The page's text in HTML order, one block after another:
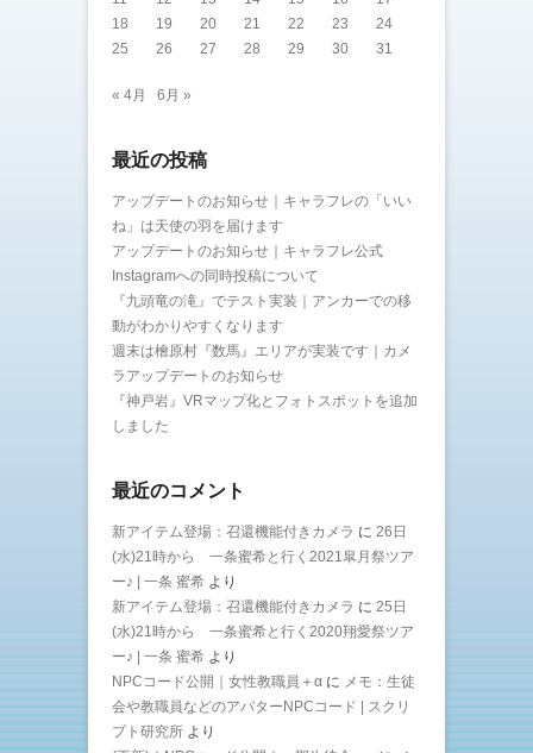
18
19 20 21 22 23
24
25
26 27 28 29 30 31
« 4月 6月 »
最近の投稿
アップデートのお知らせ｜キャラフレの「いい
ね」は天使の羽を届けます
アップデートのお知らせ｜キャラフレ公式
Instagramへの同時投稿について
『九頭竜の滝』でテスト実装｜アンカーでの移
動がわかりやすくなります
週末は檜原村『数馬』エリアが実装です｜カメ
ラアップデートのお知らせ
『神戸岩』VRマップ化とフォトスポットを追加
しました
最近のコメント
新アイテム登場：召還機能付きカメラ に 26日
(水)21時から 一条蜜希と行く2021皐月祭ツア
ー♪ | 一条 蜜希 より
新アイテム登場：召還機能付きカメラ に 25日
(水)21時から 一条蜜希と行く2020翔愛祭ツア
ー♪ | 一条 蜜希 より
NPCコード公開｜女性教職員＋α に メモ：生徒
会や教職員などのアバターNPCコード | スクリ
プト研究所 より